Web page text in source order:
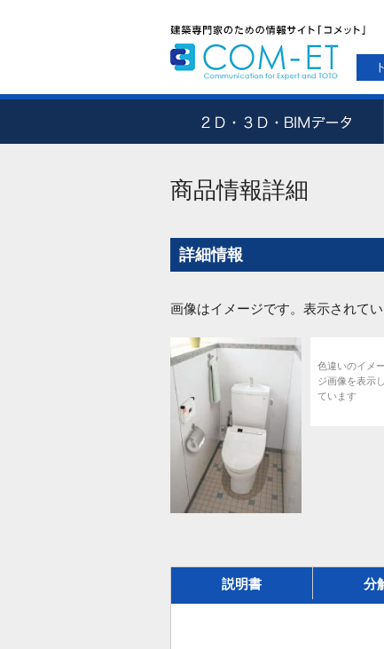
商品情報詳細
詳細情報
画像はイメージです。表示されて
色違いのイメー
ジ画像を表示し
ています
説明書 分